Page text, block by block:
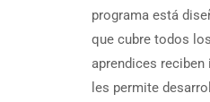
programa está
que cubre todos
aprendices
les permite